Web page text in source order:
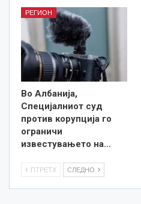
РЕГИОН
Во Албанија,
Специјалниот суд
против корупција го
ограничи
известувањето на…
ПТРЕТХ СЛЕДНО